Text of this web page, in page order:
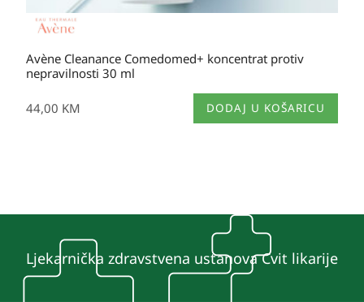
Avène Cleanance Comedomed+ koncentrat protiv
nepravilnosti 30 ml
44,00 KM DODAJ U KOŠARICU
Ljekarnička zdravstvena ustanova Cvit likarije